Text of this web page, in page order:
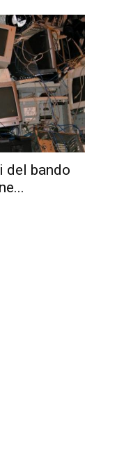
del bando